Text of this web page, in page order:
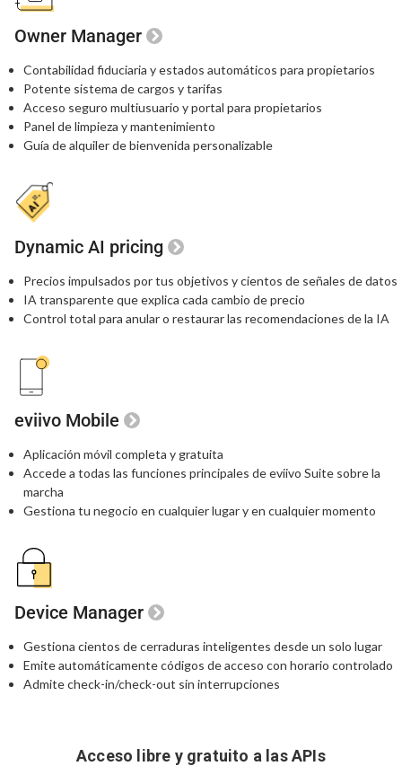
Owner Manager
Contabilidad fiduciaria y estados automáticos para propietarios
Potente sistema de cargos y tarifas
Acceso seguro multiusuario y portal para propietarios
Panel de limpieza y mantenimiento
Guía de alquiler de bienvenida personalizable
Dynamic AI pricing
Precios impulsados por tus objetivos y cientos de señales de datos
IA transparente que explica cada cambio de precio
Control total para anular o restaurarlas recomendaciones de la IA
eviivo Mobile
Aplicación móvil completa y gratuita
Accede a todas las funciones principales de eviivo Suite sobre la
marcha
Gestiona tu negocio en cualquier lugary en cualquier momento
Device Manager
Gestiona cientos de cerraduras inteligentes desde un solo lugar
Emite automáticamente códigos de acceso con horario controlado
Admite check-in/check-out sin interrupciones
Acceso libre y gratuito a las APIs